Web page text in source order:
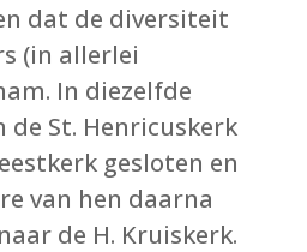
dat de diversiteit
(in allerlei
In diezelfde
de St. Henricuskerk
gesloten en
van hen daarna
de H. Kruiskerk.